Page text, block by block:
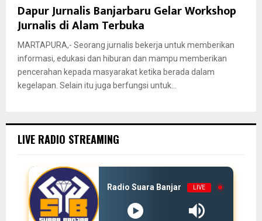
Dapur Jurnalis Banjarbaru Gelar Workshop
Jurnalis di Alam Terbuka
MARTAPURA,- Seorang jurnalis bekerja untuk memberikan
informasi, edukasi dan hiburan dan mampu memberikan
pencerahan kepada masyarakat ketika berada dalam
kegelapan. Selain itu juga berfungsi untuk...
LIVE RADIO STREAMING
Radio Suara Banjar LIVE